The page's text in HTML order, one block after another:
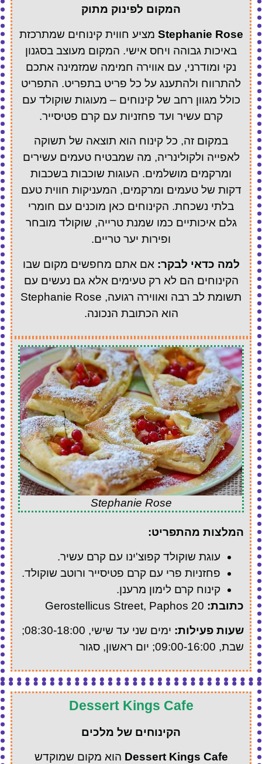
המקום לפינוק מתוק
Stephanie Rose מציע חווית קינוחים שמתרכזת
באיכות גבוהה ויחס אישי. המקום מעוצב בסגנון
נקי ומודרני, עם אווירה חמימה שמזמינה אתכם
להתרווח ולהתענג על כל פריט בתפריט. התפריט
כולל מגוון רחב של קינוחים – מעוגות שוקולד עם
קרם עשיר ועד פחזניות עם קרם פטיסייר.
במקום זה, כל קינוח הוא תוצאה של תשוקה
לאפייה ולקולינריה, מה שמבטיח טעמים עשירים
ומרקמים מושלמים. העוגות שוכבות בשכבות
דקות של טעמים ומרקמים, המעניקות חווית טעם
בלתי נשכחת. הקינוחים כאן מוכנים עם חומרי
גלם איכותיים כמו שמנת טרייה, שוקולד מובחר
ופירות יער טריים.
למה כדאי לבקר: אם אתם מחפשים מקום שבו
הקינוחים הם לא רק טעימים אלא גם נעשים עם
תשומת לב רבה ואווירה רגועה, Stephanie Rose
הוא הכתובת הנכונה.
Stephanie Rose
המלצות מהתפריט:
עוגת שוקולד קפוצ'ינו עם קרם עשיר.
פחזניות פרי עם קרם פטיסייר ורוטב שוקולד.
קינוח קרם לימון מרענן.
כתובת:
שעות פעילות:
ימים שני עד שישי, 08:30-18:00;
שבת, 09:00-16:00; יום ראשון, סגור
Dessert Kings Cafe
הקינוחים של מלכים
Dessert Kings Cafe הוא מקום שמוקדש